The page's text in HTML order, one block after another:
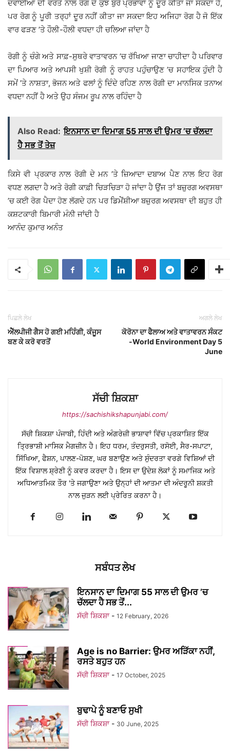
ਦਵਾਈਆਂ ਦੀ ਵਰਤੋਂ ਨਾਲ ਰੋਗ ਦੇ ਕੁਝ ਬੁਰੇ ਪ੍ਰਭਾਵਾਂ ਨੂੰ ਦੂਰ ਕੀਤਾ ਜਾ ਸਕਦਾ ਹੈ,
ਪਰ ਰੋਗ ਨੂੰ ਪੂਰੀ ਤਰ੍ਹਾਂ ਦੂਰ ਨਹੀਂ ਕੀਤਾ ਜਾ ਸਕਦਾ ਇਹ ਅਜਿਹਾ ਰੋਗ ਹੈ ਜੋ ਇੱਕ
ਵਾਰ ਫੜਣ ’ਤੇ ਹੌਲੀ-ਹੌਲੀ ਵਧਦਾ ਹੀ ਚਲਿਆ ਜਾਂਦਾ ਹੈ
ਰੋਗੀ ਨੂੰ ਚੰਗੇ ਅਤੇ ਸਾਫ਼-ਸੁਥਰੇ ਵਾਤਾਵਰਨ ’ਚ ਰੱਖਿਆ ਜਾਣਾ ਚਾਹੀਦਾ ਹੈ ਪਰਿਵਾਰ
ਦਾ ਪਿਆਰ ਅਤੇ ਆਪਸੀ ਖੁਸ਼ੀ ਰੋਗੀ ਨੂੰ ਰਾਹਤ ਪਹੁੰਚਾਉਣ ’ਚ ਸਹਾਇਕ ਹੁੰਦੀ ਹੈ
ਸਮੇਂ ’ਤੇ ਨਾਸ਼ਤਾ, ਭੋਜਨ ਅਤੇ ਫਲਾਂ ਨੂੰ ਦਿੰਦੇ ਰਹਿਣ ਨਾਲ ਰੋਗੀ ਦਾ ਮਾਨਸਿਕ ਤਨਾਅ
ਵਧਦਾ ਨਹੀਂ ਹੈ ਅਤੇ ਉਹ ਸੰਜਮ ਰੂਪ ਨਾਲ ਰਹਿੰਦਾ ਹੈ
Also Read: ਇਨਸਾਨ ਦਾ ਦਿਮਾਗ 55 ਸਾਲ ਦੀ ਉਮਰ ’ਚ ਚੱਲਦਾ
ਹੈ ਸਭ ਤੋਂ ਤੇਜ਼
ਕਿਸੇ ਵੀ ਪ੍ਰਕਾਰ ਨਾਲ ਰੋਗੀ ਦੇ ਮਨ ’ਤੇ ਜ਼ਿਆਦਾ ਦਬਾਅ ਪੈਣ ਨਾਲ ਇਹ ਰੋਗ
ਵਧਣ ਲਗਦਾ ਹੈ ਅਤੇ ਰੋਗੀ ਕਾਫ਼ੀ ਚਿੜਚਿੜਾ ਹੋ ਜਾਂਦਾ ਹੈ ਉਂਜ ਤਾਂ ਬਜ਼ੁਰਗ ਅਵਸਥਾ
’ਚ ਕਈ ਰੋਗ ਪੈਦਾ ਹੋਣ ਲੱਗਦੇ ਹਨ ਪਰ ਡਿਮੇੇਂਸ਼ੀਆ ਬਜ਼ੁਰਗ ਅਵਸਥਾ ਦੀ ਬਹੁਤ ਹੀ
ਕਸ਼ਟਕਾਰੀ ਬਿਮਾਰੀ ਮੰਨੀ ਜਾਂਦੀ ਹੈ
ਆਨੰਦ ਕੁਮਾਰ ਅਨੰਤ
ਪਿਛਲੇ ਲੇਖ
ਐੱਲਪੀਜੀ ਗੈਸ ਹੋ ਗਈ ਮਹਿੰਗੀ, ਕੰਜੂਸ
ਬਣ ਕੇ ਕਰੋ ਵਰਤੋਂ
ਅਗਲੇ ਲੇਖ
ਕੋਰੋਨਾ ਦਾ ਫੈਲਾਅ ਅਤੇ ਵਾਤਾਵਰਨ ਸੰਕਟ
-World Environment Day 5
June
ਸੱਚੀ ਸ਼ਿਕਸ਼ਾ
https://sachishikshapunjabi.com/
ਸੱਚੀ ਸ਼ਿਕਸ਼ਾ ਪੰਜਾਬੀ, ਹਿੰਦੀ ਅਤੇ ਅੰਗਰੇਜ਼ੀ ਭਾਸ਼ਾਵਾਂ ਵਿੱਚ ਪ੍ਰਕਾਸ਼ਿਤ ਇੱਕ
ਤ੍ਰਿਭਾਸ਼ੀ ਮਾਸਿਕ ਮੈਗਜ਼ੀਨ ਹੈ। ਇਹ ਧਰਮ, ਤੰਦਰੁਸਤੀ, ਰਸੋਈ, ਸੈਰ-ਸਪਾਟਾ,
ਸਿੱਖਿਆ, ਫੈਸ਼ਨ, ਪਾਲਣ-ਪੋਸ਼ਣ, ਘਰ ਬਣਾਉਣ ਅਤੇ ਸੁੰਦਰਤਾ ਵਰਗੇ ਵਿਸ਼ਿਆਂ ਦੀ
ਇੱਕ ਵਿਸ਼ਾਲ ਸ਼੍ਰੇਣੀ ਨੂੰ ਕਵਰ ਕਰਦਾ ਹੈ। ਇਸ ਦਾ ਉਦੇਸ਼ ਲੋਕਾਂ ਨੂੰ ਸਮਾਜਿਕ ਅਤੇ
ਅਧਿਆਤਮਿਕ ਤੌਰ 'ਤੇ ਜਗਾਉਣਾ ਅਤੇ ਉਨ੍ਹਾਂ ਦੀ ਆਤਮਾ ਦੀ ਅੰਦਰੂਨੀ ਸ਼ਕਤੀ
ਨਾਲ ਜੁੜਨ ਲਈ ਪ੍ਰੇਰਿਤ ਕਰਨਾ ਹੈ।
ਸਬੰਧਤ ਲੇਖ
ਇਨਸਾਨ ਦਾ ਦਿਮਾਗ 55 ਸਾਲ ਦੀ ਉਮਰ ’ਚ
ਚੱਲਦਾ ਹੈ ਸਭ ਤੋਂ...
ਸੱਚੀ ਸ਼ਿਕਸ਼ਾ - 12 February, 2026
Age is no Barrier: ਉਮਰ ਅੜਿੱਕਾ ਨਹੀਂ,
ਰਸਤੇ ਬਹੁਤ ਹਨ
ਸੱਚੀ ਸ਼ਿਕਸ਼ਾ - 17 October, 2025
ਬੁਢਾਪੇ ਨੂੰ ਬਣਾਓ ਸੁਖੀ
ਸੱਚੀ ਸ਼ਿਕਸ਼ਾ - 30 June, 2025